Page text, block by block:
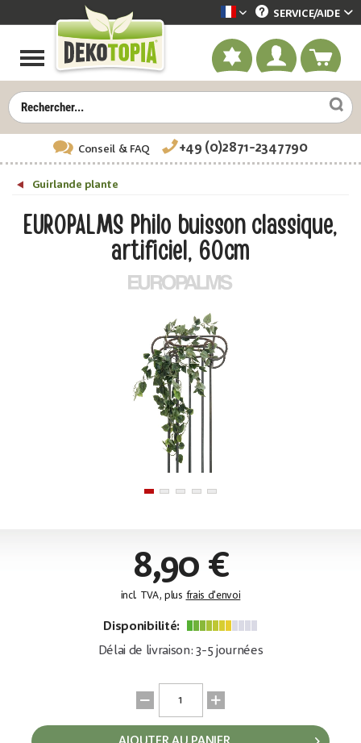
Dekotopia französisch
SERVICE/AIDE
Conseil& FAQ +49 (0)2871-2347790
Guirlande plante
EUROPALMS Philo buisson classique,
artificiel, 60cm
8,90 €
incl. TVA, plus frais d'envoi
Disponibilité:
Délai de livraison: 3-5 journées